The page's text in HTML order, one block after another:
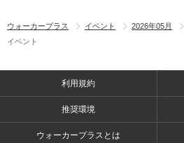
ウォーカープラス イベント 2026年05月
イベント
利用規約
推奨環境
ウォーカープラスとは